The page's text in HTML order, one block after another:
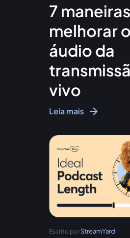
7
melhorar o
áudio da
vivo
Leia mais
Escrito por StreamYard